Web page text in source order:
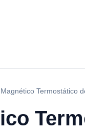
Termostático